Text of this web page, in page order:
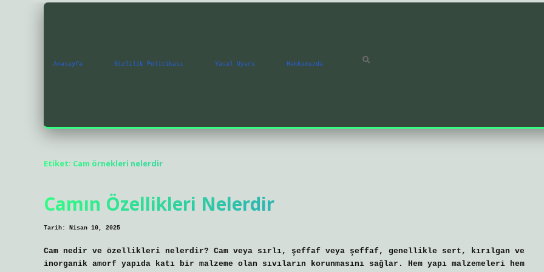
Anasayfa Gizlilik Politikası Yasal Uyarı Hakkımızda
Etiket: Cam örnekleri nelerdir
Camın Özellikleri Nelerdir
Tarih: Nisan 10, 2025
Cam nedir ve özellikleri nelerdir? Cam veya sırlı, şeffaf veya şeffaf, genellikle sert, kırılgan ve
inorganik amorf yapıda katı bir malzeme olan sıvıların korunmasını sağlar. Hem yapı malzemeleri hem